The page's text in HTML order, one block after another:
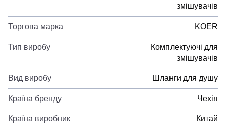
змішувачів
Торгова марка KOER
Тип виробу
Комплектуючі для
змішувачів
Вид виробу Шланги для душу
Країна бренду Чехія
Країна виробник Китай